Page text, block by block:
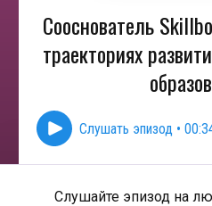
Сооснователь
траекториях
Слушать эпизод •
Слушайте эпизод на